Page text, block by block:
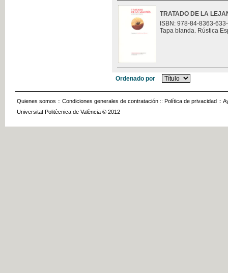
TRATADO DE LA
ISBN: 978-84-8363-
Tapa blanda. Rústica
Ordenado por
Quienes somos :: Condiciones generales de contratación :: Política de privacidad ::
Universitat Politècnica de València © 2012